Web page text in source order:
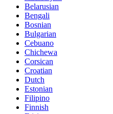
Belarusian
Bengali
Bosnian
Bulgarian
Cebuano
Chichewa
Corsican
Croatian
Dutch
Estonian
Filipino
Finnish